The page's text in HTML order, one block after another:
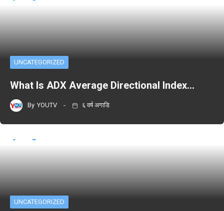
UNCATEGORIZED
What Is ADX Average Directional Index…
By YOUTV ६ वर्ष अगाडि
UNCATEGORIZED